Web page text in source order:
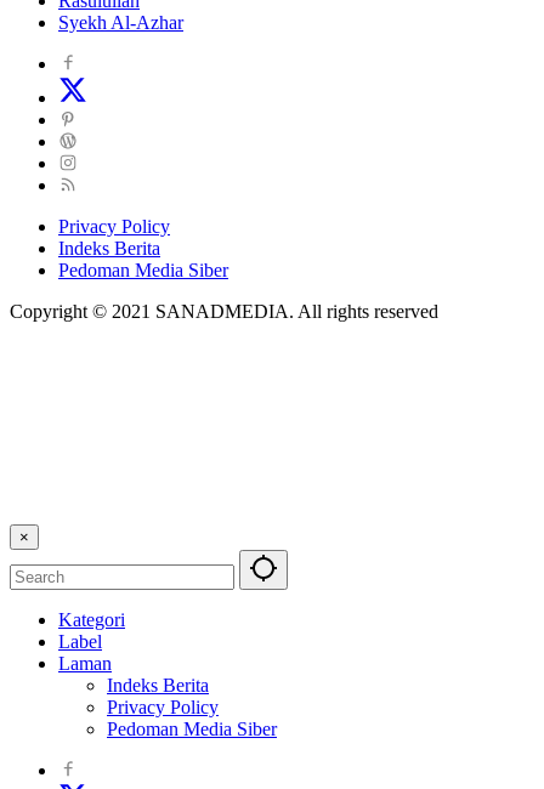
Syekh Al-Azhar
Privacy Policy
Indeks Berita
Pedoman Media Siber
Copyright © 2021 SANADMEDIA. All rights reserved
×
Kategori
Label
Laman
Indeks Berita
Privacy Policy
Pedoman Media Siber